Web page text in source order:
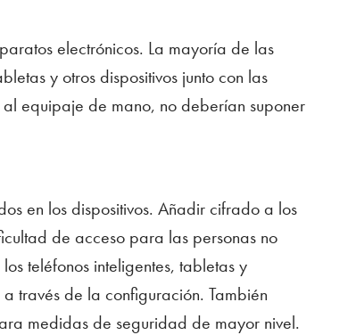
electrónicos. La mayoría de las
y otros dispositivos junto con las
equipaje de mano, no deberían suponer
en los dispositivos. Añadir cifrado a los
de acceso para las personas no
teléfonos inteligentes, tabletas y
través de la configuración. También
medidas de seguridad de mayor nivel.